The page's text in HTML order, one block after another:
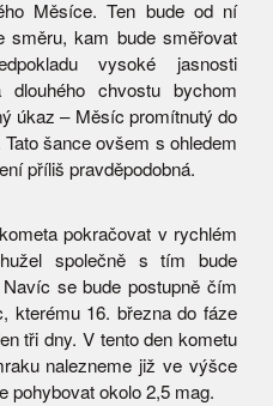
Měsíce. Ten bude od ní
směru, kam bude směřovat
vysoké jasnosti
chvostu bychom
úkaz – Měsíc promítnutý do
šance ovšem s ohledem
příliš pravděpodobná.
pokračovat v rychlém
společně s tím bude
se bude postupně čím
kterému 16. března do fáze
tři dny. V tento den kometu
nalezneme již ve výšce
pohybovat okolo 2,5 mag.